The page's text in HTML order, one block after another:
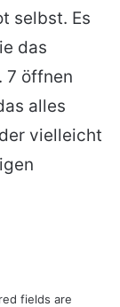
selbst. Es
das
7 öffnen
alles
vielleicht
fields are